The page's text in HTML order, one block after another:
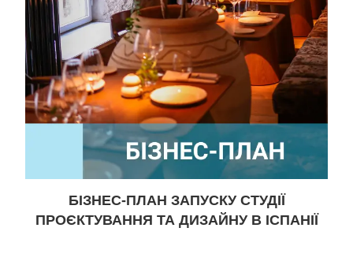
БІЗНЕС-ПЛАН ЗАПУСКУ СТУДІЇ
ПРОЄКТУВАННЯ ТА ДИЗАЙНУ В ІСПАНІЇ